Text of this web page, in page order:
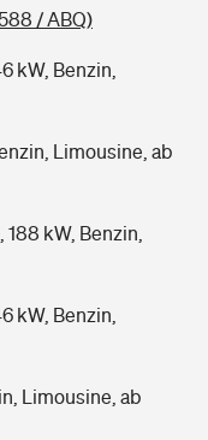
/ ABQ)
kW, Benzin,
Limousine, ab
kW, Benzin,
kW, Benzin,
Limousine, ab